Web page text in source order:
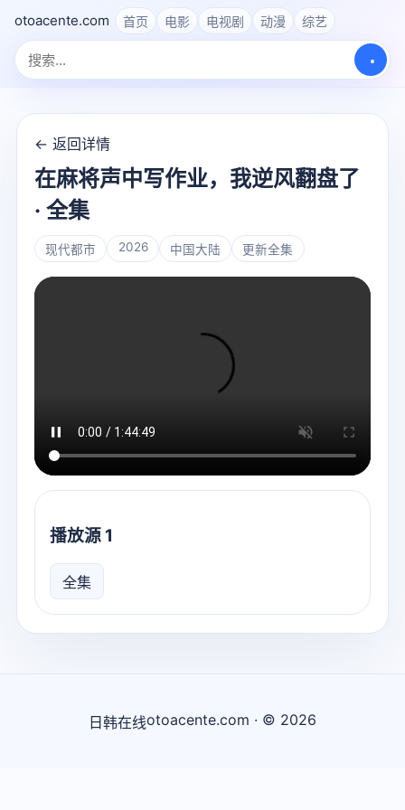
otoacente.com 首页 电影 电视剧 动漫 综艺
← 返回详情
在麻将声中写作业，我逆风翻盘了
· 全集
现代都市 2026 中国大陆 更新全集
播放源 1
全集
日韩在线otoacente.com · © 2026